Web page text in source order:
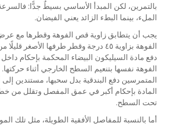
بالتمرين، لكن المبدأ الأساسي بسيطٌ جدًّا:
الملء، بينما البطء الزائد يعني الفيضان.
يجب أن يتطابق زاوية قص الفوهة وقطرها مع
الفوهة بزاوية ٤٥ درجة وقطر طرفها
دفع مادة السيليكون البيضاء المحكمة بإحكام
الفوهة نفسها بتنعيم السطح الخارجي أثناء
المتمرسين دفع البندقية بدل سحبها، مستندين
المادة بإحكام أكبر في عمق المفصل وتقلل من
تحت السطح.
أما بالنسبة للمفاصل الأفقية الطويلة، مثل تلك